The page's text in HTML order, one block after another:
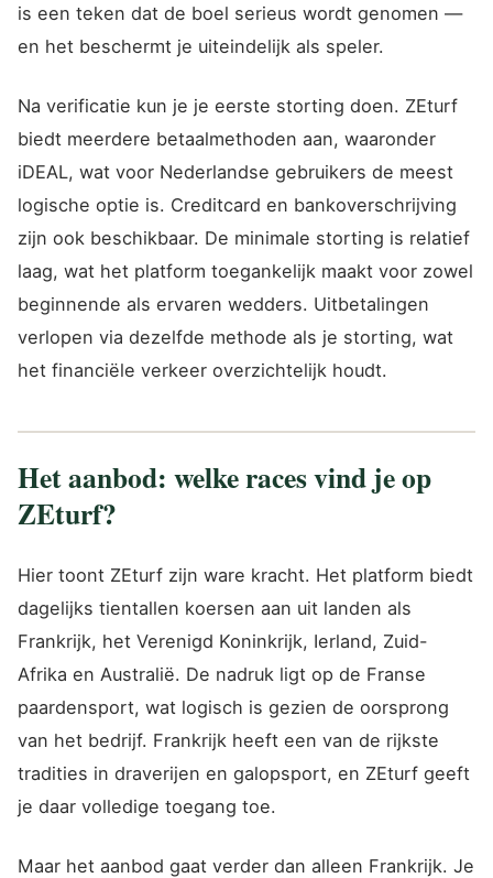
is een teken dat de boel serieus wordt genomen —
en het beschermt je uiteindelijk als speler.
Na verificatie kun je je eerste storting doen. ZEturf
biedt meerdere betaalmethoden aan, waaronder
iDEAL, wat voor Nederlandse gebruikers de meest
logische optie is. Creditcard en bankoverschrijving
zijn ook beschikbaar. De minimale storting is relatief
laag, wat het platform toegankelijk maakt voor zowel
beginnende als ervaren wedders. Uitbetalingen
verlopen via dezelfde methode als je storting, wat
het financiële verkeer overzichtelijk houdt.
Het aanbod: welke races vind je op
ZEturf?
Hier toont ZEturf zijn ware kracht. Het platform biedt
dagelijks tientallen koersen aan uit landen als
Frankrijk, het Verenigd Koninkrijk, Ierland, Zuid-
Afrika en Australië. De nadruk ligt op de Franse
paardensport, wat logisch is gezien de oorsprong
van het bedrijf. Frankrijk heeft een van de rijkste
tradities in draverijen en galopsport, en ZEturf geeft
je daar volledige toegang toe.
Maar het aanbod gaat verder dan alleen Frankrijk. Je